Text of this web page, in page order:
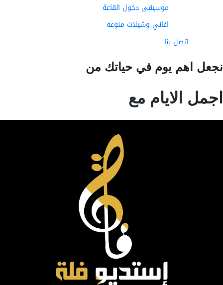
موسيقى دخول القاعة
اغاني وشيلات منوعه
اتصل بنا
اهم يوم في حياتك من
الايام مع